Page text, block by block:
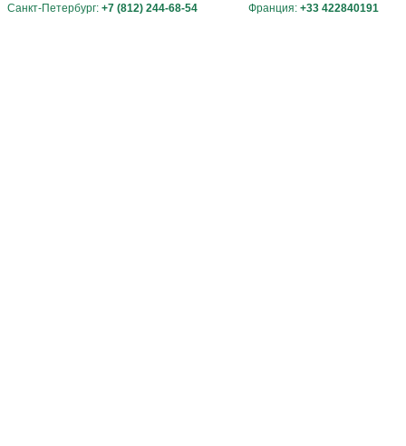
Санкт-Петербург: +7 (812) 244-68-54 Франция: +33 422840191